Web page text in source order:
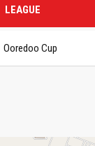
LEAGUE
Ooredoo Cup